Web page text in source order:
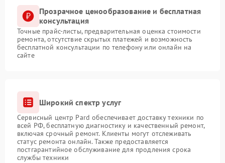
Прозрачное ценообразование и бесплатная
консультация
Точные прайс-листы, предварительная оценка стоимости
ремонта, отсутствие скрытых платежей и возможность
бесплатной консультации по телефону или онлайн на
сайте
Широкий спектр услуг
Сервисный центр Pard обеспечивает доставку техники по
всей РФ, бесплатную диагностику и качественный ремонт,
включая срочный ремонт. Клиенты могут отслеживать
статус ремонта онлайн. Также предоставляется
постгарантийное обслуживание для продления срока
службы техники